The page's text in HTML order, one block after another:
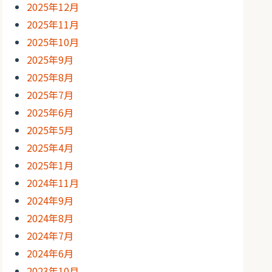
2025年12月
2025年11月
2025年10月
2025年9月
2025年8月
2025年7月
2025年6月
2025年5月
2025年4月
2025年1月
2024年11月
2024年9月
2024年8月
2024年7月
2024年6月